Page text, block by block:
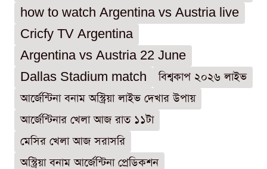
how to watch Argentina vs Austria live
Cricfy TV Argentina
Argentina vs Austria 22 June
Dallas Stadium match
বিশ্বকাপ ২০২৬ লাইভ
আর্জেন্টিনা বনাম অস্ট্রিয়া লাইভ দেখার উপায়
আর্জেন্টিনার খেলা আজ রাত ১১টা
মেসির খেলা আজ সরাসরি
অস্ট্রিয়া বনাম আর্জেন্টিনা প্রেডিকশন